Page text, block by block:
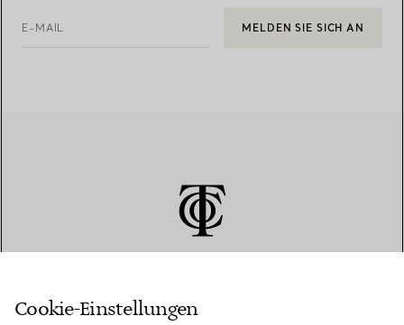
E-MAIL MELDEN SIE SICH AN
KUNDENSERVICE
Cookie-Einstellungen